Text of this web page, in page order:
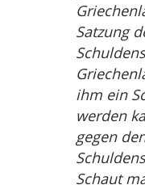
Satzung
ihm ein
werden
gegen
Schaut